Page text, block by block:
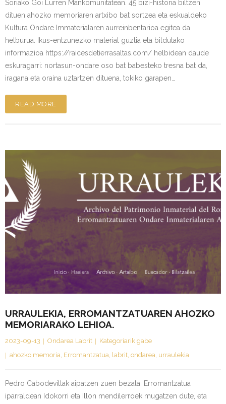
Soriako Goi Lurren Mankomunitatean. 45 bizi-historia biltzen
dituen ahozko memoriaren artxibo bat sortzea eta eskualdeko
Kultura Ondare Immaterialaren aurreinbentarioa egitea da
helburua. Ikus-entzunezko material guztia eta bildutako
informazioa https://raicesdetierrasaltas.com/ helbidean daude
eskuragarri: nortasun-ondare oso bat babesteko tresna bat da,
iragana eta oraina uztartzen dituena, tokiko garapen…
READ MORE
URRAULEKIA, ERROMANTZATUAREN AHOZKO
MEMORIARAKO LEHIOA.
2023-09-13 Ondarea Labrit
Kategoriarik gabe
ahozko memoria, Erromantzatua, labrit, ondarea, urraulekia
Pedro Cabodevillak aipatzen zuen bezala, Erromantzatua
iparraldean Idokorri eta Illon mendilerroek mugatzen dute, eta